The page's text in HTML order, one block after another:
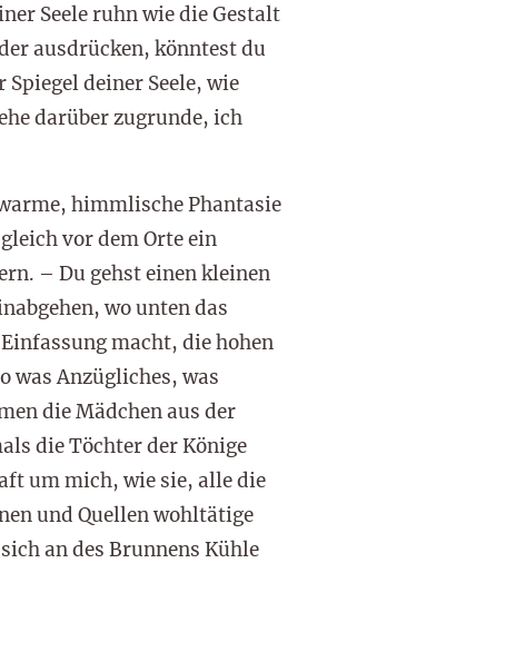
Seele ruhn wie die Gestalt
ausdrücken, könntest du
deiner Seele, wie
darüber zugrunde, ich
himmlische Phantasie
vor dem Orte ein
– Du gehst einen kleinen
wo unten das
macht, die hohen
was Anzügliches, was
die Mädchen aus der
die Töchter der Könige
um mich, wie sie, alle die
und Quellen wohltätige
an des Brunnens Kühle